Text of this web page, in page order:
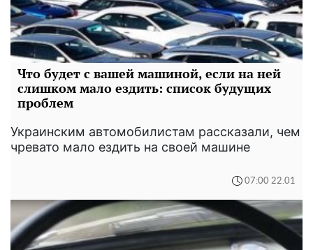
Что будет с вашей машиной, если на ней
слишком мало ездить: список будущих
проблем
Украинским автомобилистам рассказали, чем
чревато мало ездить на своей машине
07:00 22.01